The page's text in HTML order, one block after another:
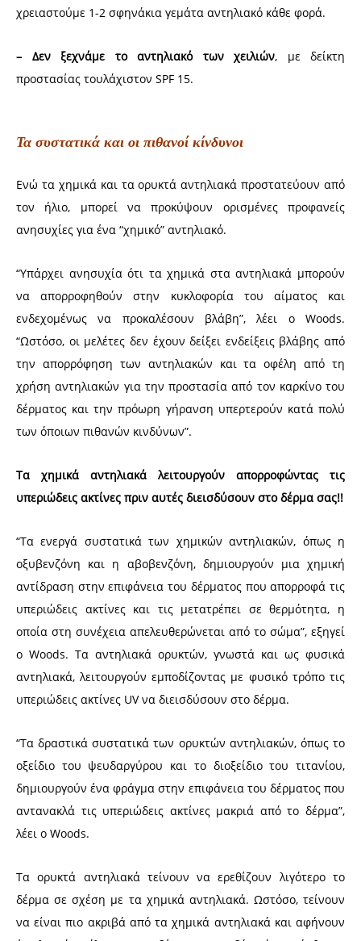
χρειαστούμε 1-2 σφηνάκια γεμάτα αντηλιακό κάθε φορά.
– Δεν ξεχνάμε το αντηλιακό των χειλιών, με δείκτη
προστασίας τουλάχιστον SPF 15.
Τα συστατικά και οι πιθανοί κίνδυνοι
Ενώ τα χημικά και τα ορυκτά αντηλιακά προστατεύουν από
τον ήλιο, μπορεί να προκύψουν ορισμένες προφανείς
ανησυχίες για ένα “χημικό” αντηλιακό.
“Υπάρχει ανησυχία ότι τα χημικά στα αντηλιακά μπορούν
να απορροφηθούν στην κυκλοφορία του αίματος και
ενδεχομένως να προκαλέσουν βλάβη”, λέει ο Woods.
“Ωστόσο, οι μελέτες δεν έχουν δείξει ενδείξεις βλάβης από
την απορρόφηση των αντηλιακών και τα οφέλη από τη
χρήση αντηλιακών για την προστασία από τον καρκίνο του
δέρματος και την πρόωρη γήρανση υπερτερούν κατά πολύ
των όποιων πιθανών κινδύνων”.
Τα χημικά αντηλιακά λειτουργούν απορροφώντας τις
υπεριώδεις ακτίνες πριν αυτές διεισδύσουν στο δέρμα σας!!
“Τα ενεργά συστατικά των χημικών αντηλιακών, όπως η
οξυβενζόνη και η αβοβενζόνη, δημιουργούν μια χημική
αντίδραση στην επιφάνεια του δέρματος που απορροφά τις
υπεριώδεις ακτίνες και τις μετατρέπει σε θερμότητα, η
οποία στη συνέχεια απελευθερώνεται από το σώμα”, εξηγεί
ο Woods. Τα αντηλιακά ορυκτών, γνωστά και ως φυσικά
αντηλιακά, λειτουργούν εμποδίζοντας με φυσικό τρόπο τις
υπεριώδεις ακτίνες UV να διεισδύσουν στο δέρμα.
“Τα δραστικά συστατικά των ορυκτών αντηλιακών, όπως το
οξείδιο του ψευδαργύρου και το διοξείδιο του τιτανίου,
δημιουργούν ένα φράγμα στην επιφάνεια του δέρματος που
αντανακλά τις υπεριώδεις ακτίνες μακριά από το δέρμα”,
λέει ο Woods.
Τα ορυκτά αντηλιακά τείνουν να ερεθίζουν λιγότερο το
δέρμα σε σχέση με τα χημικά αντηλιακά. Ωστόσο, τείνουν
να είναι πιο ακριβά από τα χημικά αντηλιακά και αφήνουν